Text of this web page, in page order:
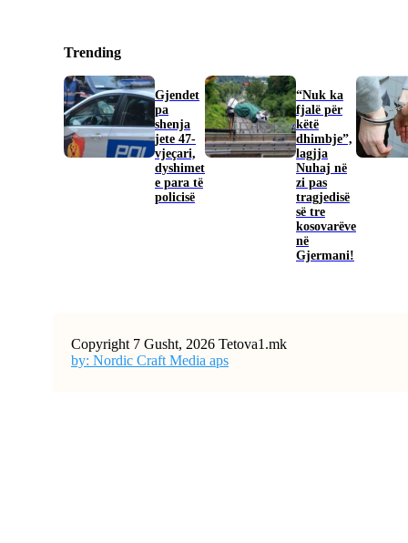
Trending
Gjendet
pa
shenja
jete 47-
vjeçari,
dyshimet
e para të
policisë
“Nuk ka
fjalë për
këtë
dhimbje”,
lagjja
Nuhaj në
zi pas
tragjedisë
së tre
kosovarëve
në
Gjermani!
Copyright 7 Gusht, 2026 Tetova1.mk
by: Nordic Craft Media aps